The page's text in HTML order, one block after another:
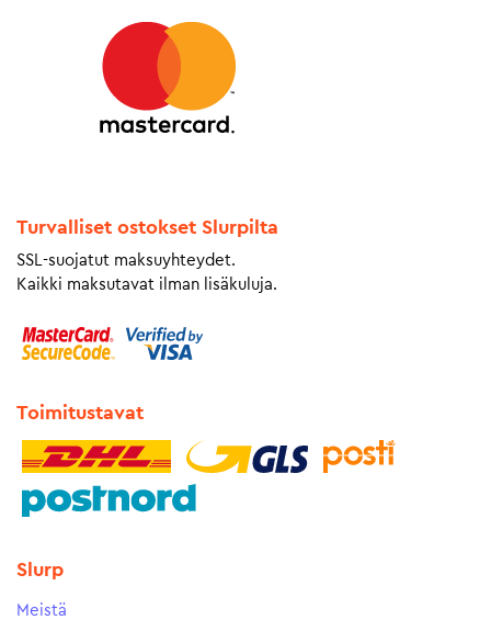
Turvalliset ostokset Slurpilta
SSL-suojatut maksuyhteydet.
Kaikki maksutavat ilman lisäkuluja.
Toimitustavat
Slurp
Meistä